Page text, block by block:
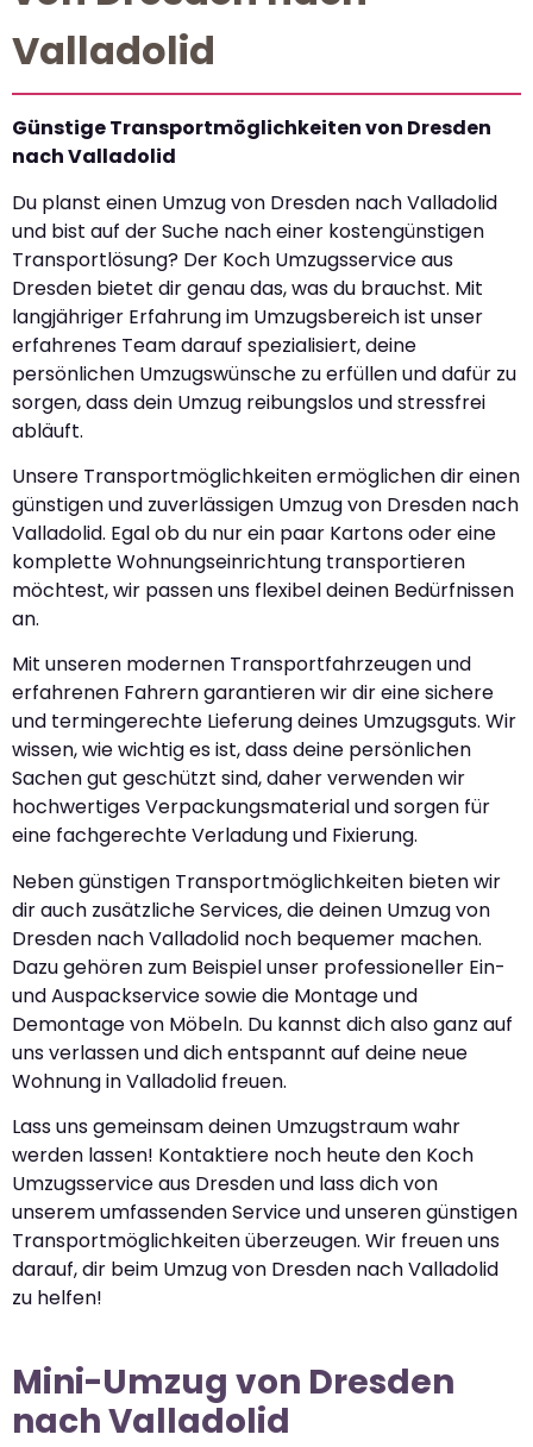
Valladolid
Günstige Transportmöglichkeiten von Dresden
nach Valladolid
Du planst einen Umzug von Dresden nach Valladolid
und bist auf der Suche nach einer kostengünstigen
Transportlösung? Der Koch Umzugsservice aus
Dresden bietet dir genau das, was du brauchst. Mit
langjähriger Erfahrung im Umzugsbereich ist unser
erfahrenes Team darauf spezialisiert, deine
persönlichen Umzugswünsche zu erfüllen und dafür zu
sorgen, dass dein Umzug reibungslos und stressfrei
abläuft.
Unsere Transportmöglichkeiten ermöglichen dir einen
günstigen und zuverlässigen Umzug von Dresden nach
Valladolid. Egal ob du nur ein paar Kartons oder eine
komplette Wohnungseinrichtung transportieren
möchtest, wir passen uns flexibel deinen Bedürfnissen
an.
Mit unseren modernen Transportfahrzeugen und
erfahrenen Fahrern garantieren wir dir eine sichere
und termingerechte Lieferung deines Umzugsguts. Wir
wissen, wie wichtig es ist, dass deine persönlichen
Sachen gut geschützt sind, daher verwenden wir
hochwertiges Verpackungsmaterial und sorgen für
eine fachgerechte Verladung und Fixierung.
Neben günstigen Transportmöglichkeiten bieten wir
dir auch zusätzliche Services, die deinen Umzug von
Dresden nach Valladolid noch bequemer machen.
Dazu gehören zum Beispiel unser professioneller Ein-
und Auspackservice sowie die Montage und
Demontage von Möbeln. Du kannst dich also ganz auf
uns verlassen und dich entspannt auf deine neue
Wohnung in Valladolid freuen.
Lass uns gemeinsam deinen Umzugstraum wahr
werden lassen! Kontaktiere noch heute den Koch
Umzugsservice aus Dresden und lass dich von
unserem umfassenden Service und unseren günstigen
Transportmöglichkeiten überzeugen. Wir freuen uns
darauf, dir beim Umzug von Dresden nach Valladolid
zu helfen!
Mini-Umzug von Dresden
nach Valladolid